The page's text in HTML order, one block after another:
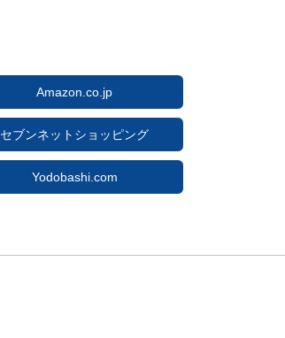
Amazon.co.jp
セブンネットショッピング
Yodobashi.com